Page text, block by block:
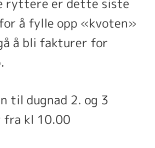
ryttere er dette siste
å fylle opp «kvoten»
å bli fakturer for
til dugnad 2. og 3
fra kl 10.00